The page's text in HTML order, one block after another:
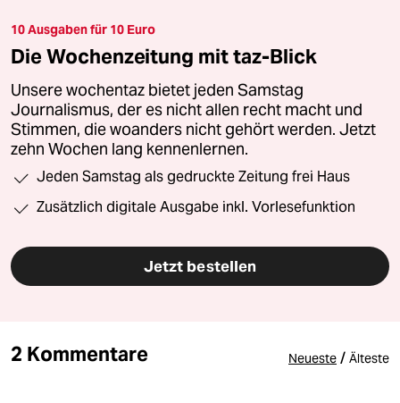
10 Ausgaben für 10 Euro
Die Wochenzeitung mit taz-Blick
Unsere wochentaz bietet jeden Samstag
Journalismus, der es nicht allen recht macht und
Stimmen, die woanders nicht gehört werden. Jetzt
zehn Wochen lang kennenlernen.
Jeden Samstag als gedruckte Zeitung frei Haus
Zusätzlich digitale Ausgabe inkl. Vorlesefunktion
Jetzt bestellen
2 Kommentare Neueste / Älteste